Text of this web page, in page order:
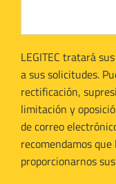
LEGITEC tratará
a sus solicitudes.
rectificación,
limitación y
de correo
recomendamos que
proporcionarnos